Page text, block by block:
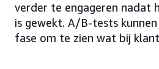
verder te engageren nadat
is gewekt. A/B-tests
fase om te zien wat bij